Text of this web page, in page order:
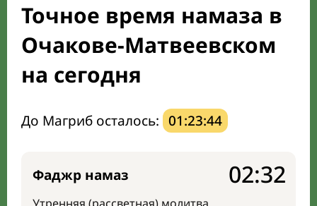
Направление киблы
Точное время намаза в
Очакове-Матвеевском
на сегодня
До Магриб осталось: 01:23:43
Фаджр намаз 02:32